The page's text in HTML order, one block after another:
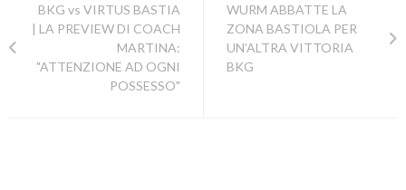
BKG vs VIRTUS BASTIA
| LA PREVIEW DI COACH
MARTINA:
"ATTENZIONE AD OGNI
POSSESSO"
WURM ABBATTE LA
ZONA BASTIOLA PER
UN’ALTRA VITTORIA
BKG